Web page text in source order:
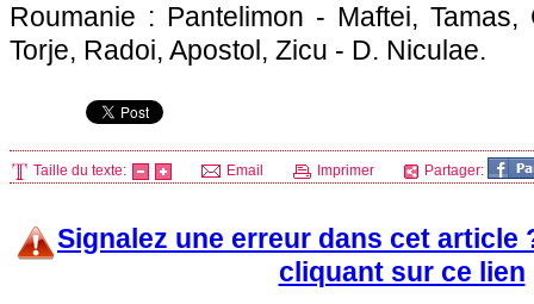
Roumanie : Pantelimon - Maftei,
Torje, Radoi, Apostol, Zicu - D. Niculae.
Taille du texte: Email Imprimer Partager:
Signalez une erreur dans cet article
cliquant sur ce lien